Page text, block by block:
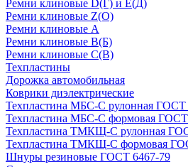
Ремни клиновые D(Г) и Е(Д)
Ремни клиновые Z(О)
Ремни клиновые А
Ремни клиновые В(Б)
Ремни клиновые С(В)
Техпластины
Дорожка автомобильная
Коврики диэлектрические
Техпластина МБС-С рулонная ГОСТ
Техпластина МБС-С формовая ГОСТ
Техпластина ТМКЩ-С рулонная
Техпластина ТМКЩ-С формовая
Шнуры резиновые ГОСТ 6467-79